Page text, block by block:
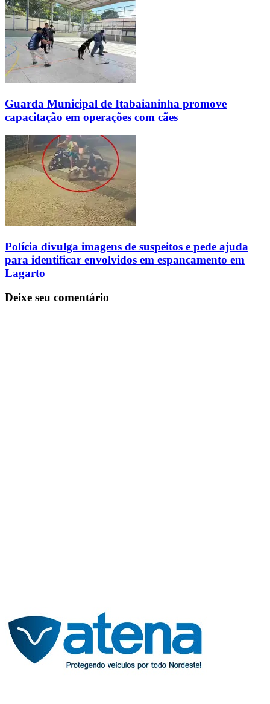
Guarda Municipal de Itabaianinha promove
capacitação em operações com cães
Polícia divulga imagens de suspeitos e pede ajuda
para identificar envolvidos em espancamento em
Lagarto
Deixe seu comentário